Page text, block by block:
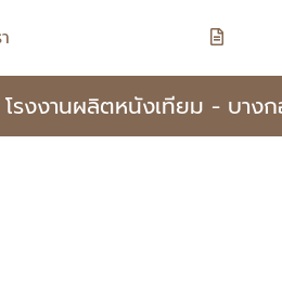
โรงงานผลิตหนังเทียม - บาง